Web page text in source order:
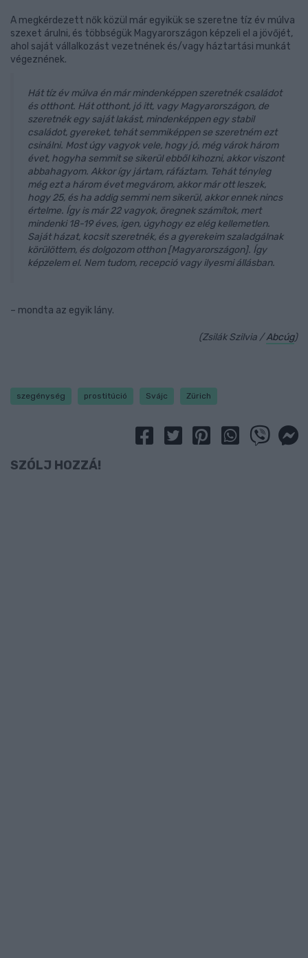
A megkérdezett nők közül már egyikük se szeretne tíz év múlva
szexet árulni, és többségük Magyarországon képzeli el a jövőjét,
ahol saját vállalkozást vezetnének és/vagy háztartási munkát
végeznének.
Hát tíz év múlva én már mindenképpen szeretnék családot
és otthont. Hát otthont, jó itt, vagy Magyarországon, de
szeretnék egy saját lakást, mindenképpen egy stabil
családot, gyereket, tehát semmiképpen se szeretném ezt
csinálni. Most úgy vagyok vele, hogy jó, még várok három
évet, hogyha semmit se sikerül ebből kihozni, akkor viszont
abbahagyom. Akkor így jártam, ráfáztam. Tehát tényleg
még ezt a három évet megvárom, akkor már ott leszek,
hogy 25, és ha addig semmi nem sikerül, akkor ennek nincs
értelme. Így is már 22 vagyok, öregnek számítok, mert
mindenki 18-19 éves, igen, úgyhogy ez elég kellemetlen.
Saját házat, kocsit szeretnék, és a gyerekeim szaladgálnak
körülöttem, és dolgozom otthon [Magyarországon]. Így
képzelem el. Nem tudom, recepció vagy ilyesmi állásban.
– mondta az egyik lány.
(Zsilák Szilvia /Abcúg)
szegénység prostitúció Svájc Zürich
SZÓLJ HOZZÁ!